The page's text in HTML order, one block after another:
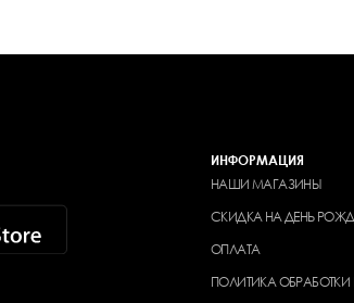
ИНФОРМАЦИЯ
НАШИ МАГАЗИНЫ
СКИДКА НА ДЕНЬ
ОПЛАТА
ПОЛИТИКА ОБРАБОТКИ